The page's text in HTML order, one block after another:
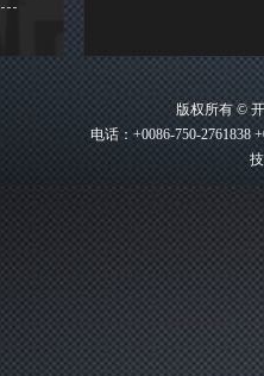
版权所有 ©
电话：+0086-750-2761838